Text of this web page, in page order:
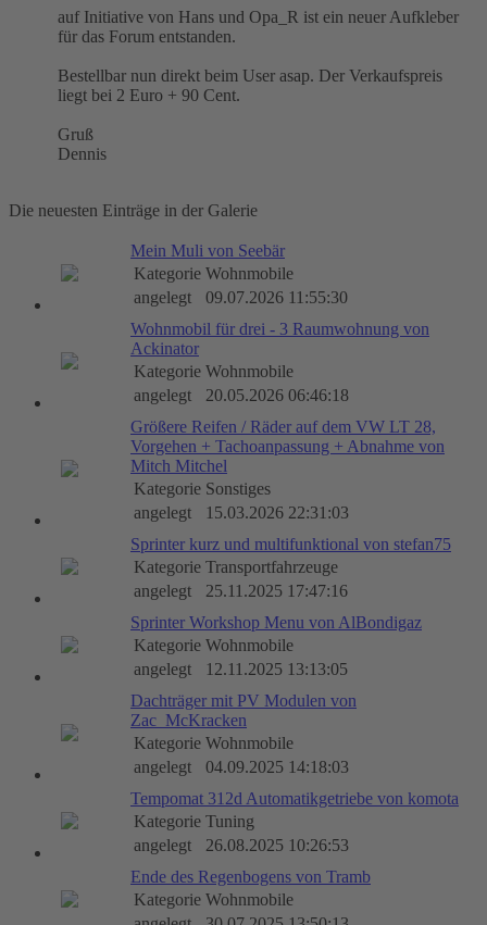
auf Initiative von Hans und Opa_R ist ein neuer Aufkleber
für das Forum entstanden.
Bestellbar nun direkt beim User asap. Der Verkaufspreis
liegt bei 2 Euro + 90 Cent.
Gruß
Dennis
Die neuesten Einträge in der Galerie
Mein Muli von Seebär
Kategorie Wohnmobile
angelegt
09.07.2026 11:55:30
Wohnmobil für drei - 3 Raumwohnung von
Ackinator
Kategorie Wohnmobile
angelegt
20.05.2026 06:46:18
Größere Reifen / Räder auf dem VW LT 28,
Vorgehen + Tachoanpassung + Abnahme von
Mitch Mitchel
Kategorie Sonstiges
angelegt
15.03.2026 22:31:03
Sprinter kurz und multifunktional von stefan75
Kategorie Transportfahrzeuge
angelegt
25.11.2025 17:47:16
Sprinter Workshop Menu von AlBondigaz
Kategorie Wohnmobile
angelegt
12.11.2025 13:13:05
Dachträger mit PV Modulen von
Zac_McKracken
Kategorie Wohnmobile
angelegt
04.09.2025 14:18:03
Tempomat 312d Automatikgetriebe von komota
Kategorie Tuning
angelegt
26.08.2025 10:26:53
Ende des Regenbogens von Tramb
Kategorie Wohnmobile